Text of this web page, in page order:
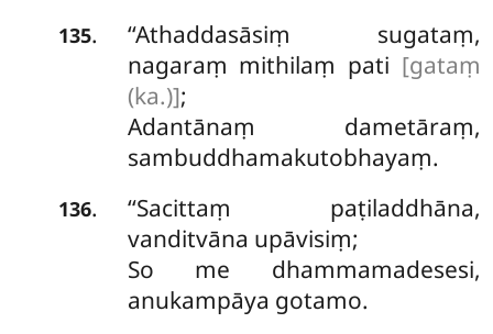
135. ‘‘Athaddasāsiṃ sugataṃ,
nagaraṃ mithilaṃ pati [gataṃ
(ka.)];
Adantānaṃ dametāraṃ,
sambuddhamakutobhayaṃ.
136. ‘‘Sacittaṃ paṭiladdhāna,
vanditvāna upāvisiṃ;
So me dhammamadesesi,
anukampāya gotamo.